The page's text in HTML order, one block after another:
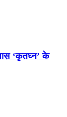
‘कृतघ्न’ के